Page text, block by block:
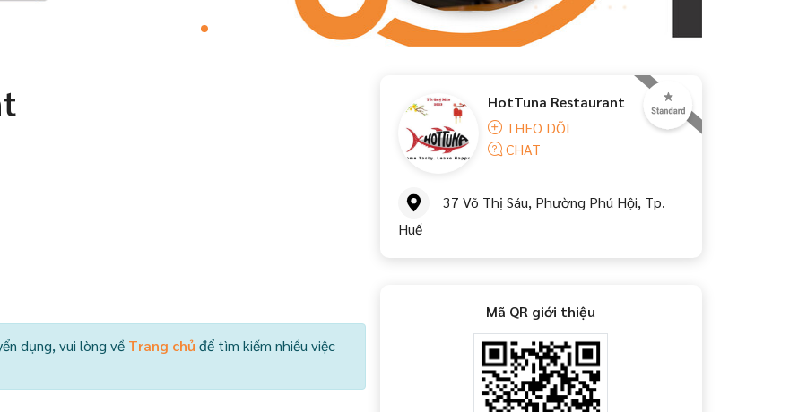
dụng, vui lòng về Trang chủ để tìm kiếm nhiều việc
HotTuna Restaurant
THEO DÕI
CHAT
37 Võ Thị Sáu, Phường Phú Hội, Tp.
Huế
Mã QR giới thiệu